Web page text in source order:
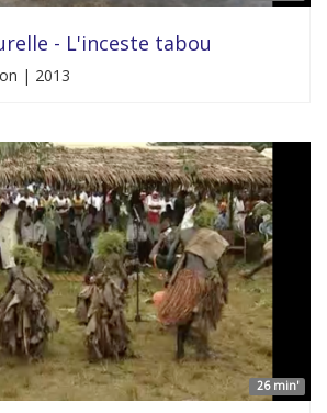
- L'inceste tabou
| 2013
26 min'